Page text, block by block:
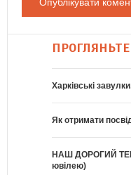
Харківські
Як отримати
НАШ ДОРОГИЙ
ювілею)